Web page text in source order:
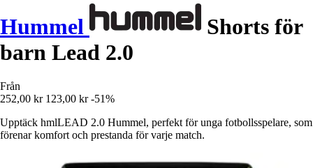
Hummel
Shorts för
barn Lead 2.0
Från
252,00 kr 123,00 kr -51%
Upptäck hmlLEAD 2.0 Hummel, perfekt för unga fotbollsspelare, som
förenar komfort och prestanda för varje match.